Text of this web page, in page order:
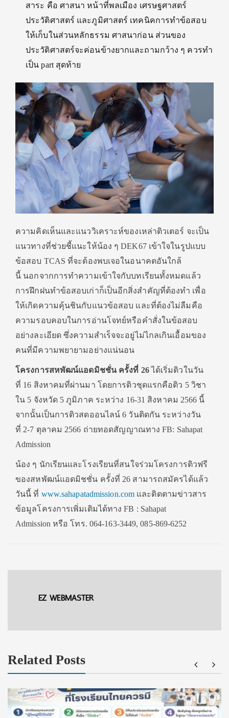
สาระ คือ ศาสนา หน้าที่พลเมือง เศรษฐศาสตร์
ประวัติศาสตร์ และภูมิศาสตร์ เทคนิคการทำข้อสอบ
ให้เก็บในส่วนหลักธรรม ศาสนาก่อน ส่วนของ
ประวัติศาสตร์จะค่อนข้างยากและถามกว้าง ๆ ควรทำ
เป็น part สุดท้าย
ความคิดเห็นและแนววิเคราะห์ของเหล่าติวเตอร์ จะเป็น
แนวทางที่ช่วยชี้แนะให้น้อง ๆ DEK67 เข้าใจในรูปแบบ
ข้อสอบ TCAS ที่จะต้องพบเจอในอนาคตอันใกล้
นี้ นอกจากการทำความเข้าใจกับบทเรียนทั้งหมดแล้ว
การฝึกฝนทำข้อสอบเก่าก็เป็นอีกสิ่งสำคัญที่ต้องทำ เพื่อ
ให้เกิดความคุ้นชินกับแนวข้อสอบ และที่ต้องไม่ลืมคือ
ความรอบคอบในการอ่านโจทย์หรือคำสั่งในข้อสอบ
อย่างละเอียด ซึ่งความสำเร็จจะอยู่ไม่ไกลเกินเอื้อมของ
คนที่มีความพยายามอย่างแน่นอน
โครงการสหพัฒน์แอดมิชชั่น ครั้งที่ 26ได้เริ่มติวในวัน
ที่ 16 สิงหาคมที่ผ่านมา โดยการติวชุดแรกคือติว 5 วิชา
ใน 5 จังหวัด 5 ภูมิภาค ระหว่าง 16-31 สิงหาคม 2566 นี้
จากนั้นเป็นการติวสดออนไลน์ 6 วันติดกัน ระหว่างวัน
ที่ 2-7 ตุลาคม 2566 ถ่ายทอดสัญญาณทาง FB: Sahapat
Admission
น้อง ๆ นักเรียนและโรงเรียนที่สนใจร่วมโครงการติวฟรี
ของสหพัฒน์แอดมิชชั่น ครั้งที่ 26 สามารถสมัครได้แล้ว
วันนี้ ที่ www.sahapatadmission.com และติดตามข่าวสาร
ข้อมูลโครงการเพิ่มเติมได้ทาง FB : Sahapat
Admission หรือ โทร. 064-163-3449, 085-869-6252
EZ WEBMASTER
Related Posts